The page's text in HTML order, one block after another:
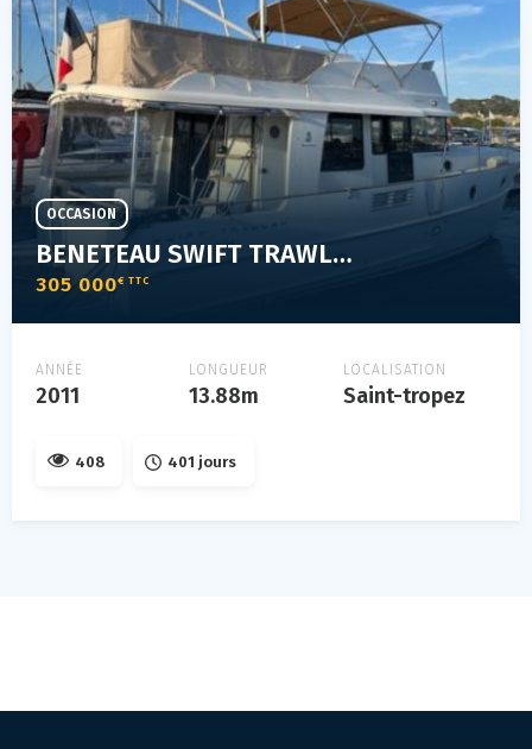
BENETEAU SWIFT TRAWLER 44
305 000€ TTC
OCCASION
ANNÉE
2011
LONGUEUR
13.88m
LOCALISATION
Saint-tropez
408 401 jours